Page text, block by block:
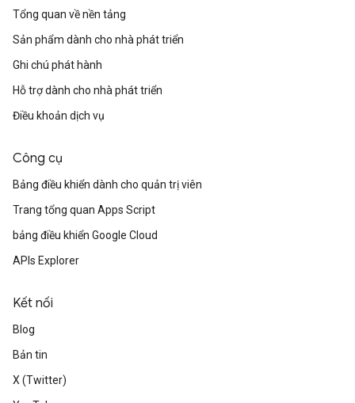
Tổng quan về nền tảng
Sản phẩm dành cho nhà phát triển
Ghi chú phát hành
Hỗ trợ dành cho nhà phát triển
Điều khoản dịch vụ
Công cụ
Bảng điều khiển dành cho quản trị viên
Trang tổng quan Apps Script
bảng điều khiển Google Cloud
APIs Explorer
Kết nối
Blog
Bản tin
X (Twitter)